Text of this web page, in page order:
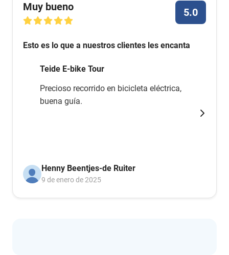
Muy bueno 5.0
Esto es lo que a nuestros clientes les encanta
Teide E-bike Tour
Precioso recorrido en bicicleta eléctrica,
buena guía.
Henny Beentjes-de Ruiter
9 de enero de 2025